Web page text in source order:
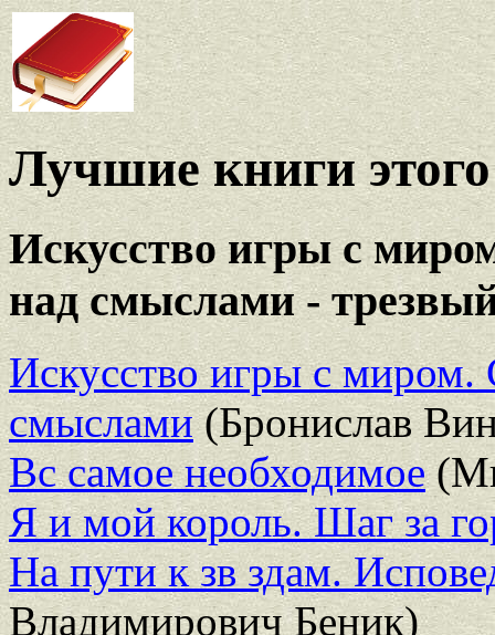
Лучшие книги этого
Искусство игры с
над смыслами -
Искусство игры с
смыслами(Бронислав
Вс самое необходимое
Я и мой король. Шаг за
На пути к зв здам.
Владимирович Беник)